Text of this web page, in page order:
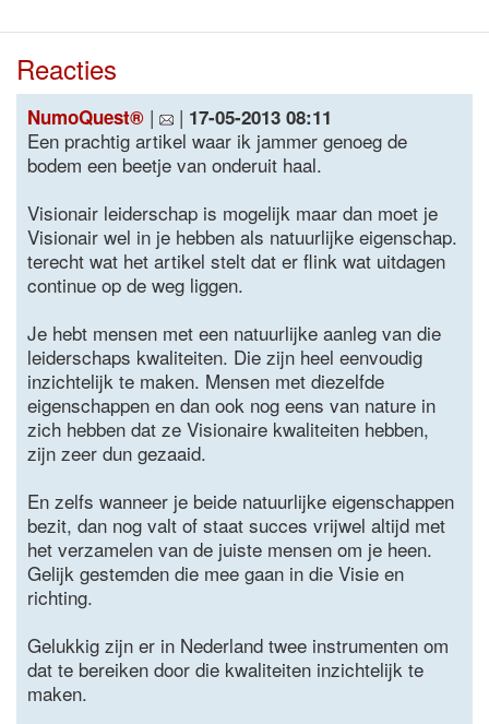
Reacties
NumoQuest® | | 17-05-2013 08:11
Een prachtig artikel waar ik jammer genoeg de
bodem een beetje van onderuit haal.
Visionair leiderschap is mogelijk maar dan moet je
Visionair wel in je hebben als natuurlijke eigenschap.
terecht wat het artikel stelt dat er flink wat uitdagen
continue op de weg liggen.
Je hebt mensen met een natuurlijke aanleg van die
leiderschaps kwaliteiten. Die zijn heel eenvoudig
inzichtelijk te maken. Mensen met diezelfde
eigenschappen en dan ook nog eens van nature in
zich hebben dat ze Visionaire kwaliteiten hebben,
zijn zeer dun gezaaid.
En zelfs wanneer je beide natuurlijke eigenschappen
bezit, dan nog valt of staat succes vrijwel altijd met
het verzamelen van de juiste mensen om je heen.
Gelijk gestemden die mee gaan in die Visie en
richting.
Gelukkig zijn er in Nederland twee instrumenten om
dat te bereiken door die kwaliteiten inzichtelijk te
maken.